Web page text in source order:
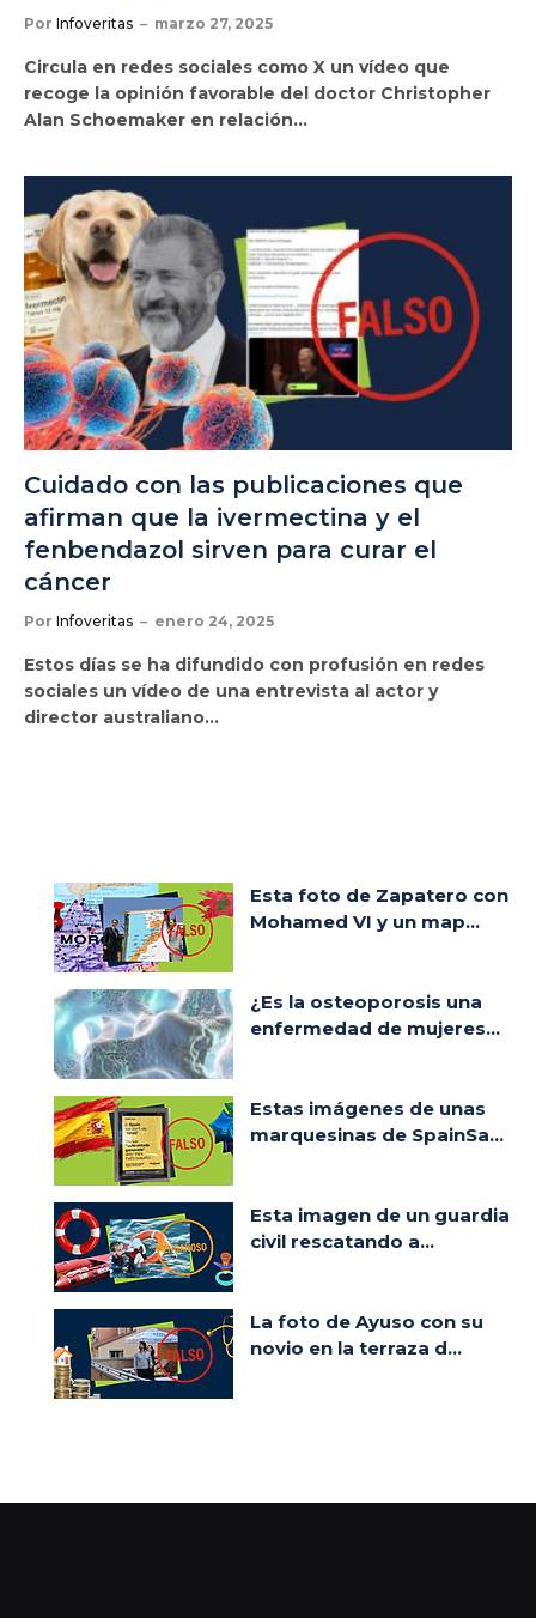
Por Infoveritas marzo 27, 2025
Circula en redes sociales como X un vídeo que
recoge la opinión favorable del doctor Christopher
Alan Schoemaker en relación…
Cuidado con las publicaciones que
afirman que la ivermectina y el
fenbendazol sirven para curar el
cáncer
Por Infoveritas enero 24, 2025
Estos días se ha difundido con profusión en redes
sociales un vídeo de una entrevista al actor y
director australiano…
Esta foto de Zapatero con
Mohamed VI y un map...
¿Es la osteoporosis una
enfermedad de mujeres...
Estas imágenes de unas
marquesinas de SpainSa...
Esta imagen de un guardia
civil rescatando a...
La foto de Ayuso con su
novio en la terraza d...